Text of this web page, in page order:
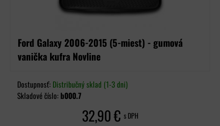
Ford Galaxy 2006-2015 (5-miest) - gumová
vanička kufra Novline
Dostupnosť: Distribučný sklad (1-3 dni)
Skladové číslo: b000.7
32,90 € s DPH